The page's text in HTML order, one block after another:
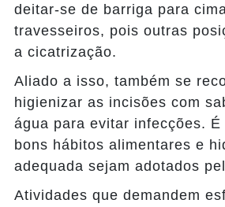
deitar-se de barriga para
travesseiros, pois outras
a cicatrização.
Aliado a isso, também se
higienizar as incisões com
água para evitar infecções.
bons hábitos alimentares e
adequada sejam adotados
Atividades que demandem